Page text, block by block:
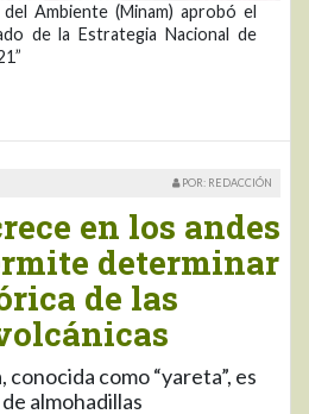
Ambiente (Minam) aprobó el
de la Estrategia Nacional de
POR: REDACCIÓN
en los andes
determinar
de las
como “yareta”, es
almohadillas